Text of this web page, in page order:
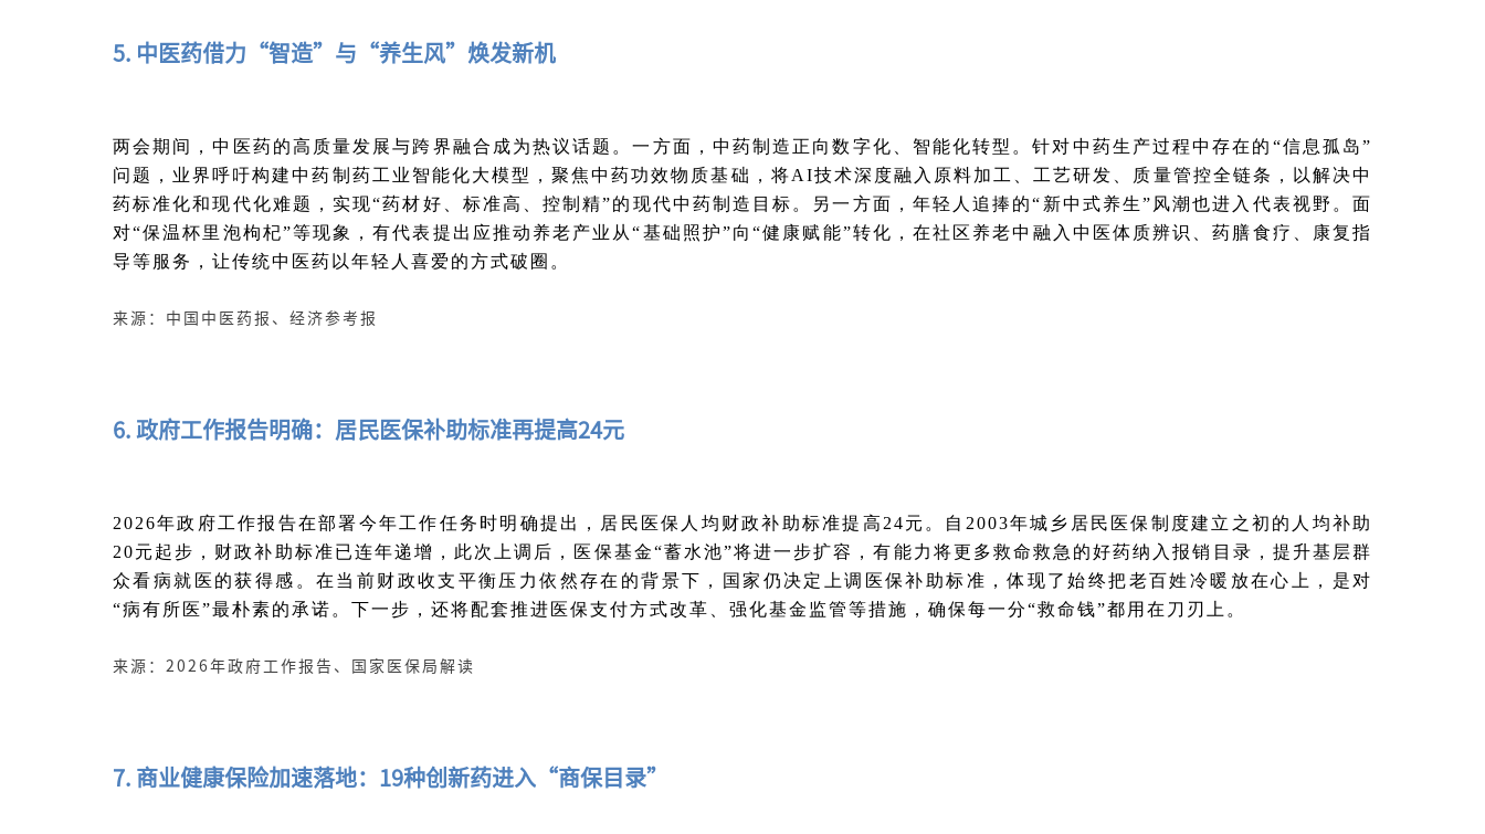
5. 中医药借力“智造”与“养生风”焕发新机
两会期间，中医药的高质量发展与跨界融合成为热议话题。一方面，中药制造正向数字化、智能化转型。针对中药生产过程中存在的“信息孤岛”
问题，业界呼吁构建中药制药工业智能化大模型，聚焦中药功效物质基础，将AI技术深度融入原料加工、工艺研发、质量管控全链条，以解决中
药标准化和现代化难题，实现“药材好、标准高、控制精”的现代中药制造目标。另一方面，年轻人追捧的“新中式养生”风潮也进入代表视野。面
对“保温杯里泡枸杞”等现象，有代表提出应推动养老产业从“基础照护”向“健康赋能”转化，在社区养老中融入中医体质辨识、药膳食疗、康复指
导等服务，让传统中医药以年轻人喜爱的方式破圈。
来源：中国中医药报、经济参考报
6. 政府工作报告明确：居民医保补助标准再提高24元
2026年政府工作报告在部署今年工作任务时明确提出，居民医保人均财政补助标准提高24元。自2003年城乡居民医保制度建立之初的人均补助
20元起步，财政补助标准已连年递增，此次上调后，医保基金“蓄水池”将进一步扩容，有能力将更多救命救急的好药纳入报销目录，提升基层群
众看病就医的获得感。在当前财政收支平衡压力依然存在的背景下，国家仍决定上调医保补助标准，体现了始终把老百姓冷暖放在心上，是对
“病有所医”最朴素的承诺。下一步，还将配套推进医保支付方式改革、强化基金监管等措施，确保每一分“救命钱”都用在刀刃上。
来源：2026年政府工作报告、国家医保局解读
7. 商业健康保险加速落地：19种创新药进入“商保目录”